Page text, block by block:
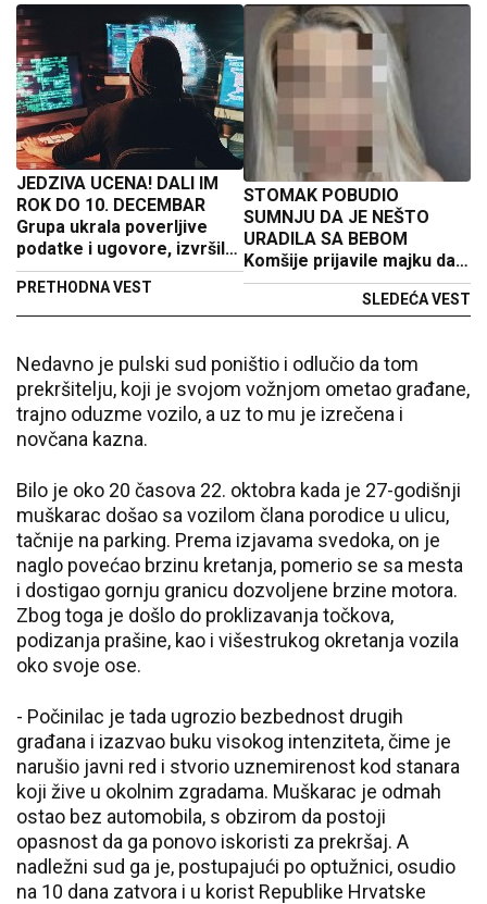
JEDZIVA UCENA! DALI IM
ROK DO 10. DECEMBAR
Grupa ukrala poverljive
podatke i ugovore, izvršilu
su udar na luku Rijeka
PRETHODNA VEST
STOMAK POBUDIO
SUMNJU DA JE NEŠTO
URADILA SA BEBOM
Komšije prijavile majku da
se ne čuje plač deteta
SLEDEĆA VEST
Nedavno je pulski sud poništio i odlučio da tom
prekršitelju, koji je svojom vožnjom ometao građane,
trajno oduzme vozilo, a uz to mu je izrečena i
novčana kazna.
Bilo je oko 20 časova 22. oktobra kada je 27-godišnji
muškarac došao sa vozilom člana porodice u ulicu,
tačnije na parking. Prema izjavama svedoka, on je
naglo povećao brzinu kretanja, pomerio se sa mesta
i dostigao gornju granicu dozvoljene brzine motora.
Zbog toga je došlo do proklizavanja točkova,
podizanja prašine, kao i višestrukog okretanja vozila
oko svoje ose.
- Počinilac je tada ugrozio bezbednost drugih
građana i izazvao buku visokog intenziteta, čime je
narušio javni red i stvorio uznemirenost kod stanara
koji žive u okolnim zgradama. Muškarac je odmah
ostao bez automobila, s obzirom da postoji
opasnost da ga ponovo iskoristi za prekršaj. A
nadležni sud ga je, postupajući po optužnici, osudio
na 10 dana zatvora i u korist Republike Hrvatske